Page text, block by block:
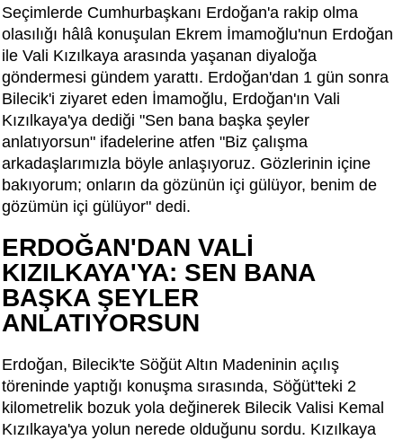
Seçimlerde Cumhurbaşkanı Erdoğan'a rakip olma
olasılığı hâlâ konuşulan Ekrem İmamoğlu'nun Erdoğan
ile Vali Kızılkaya arasında yaşanan diyaloğa
göndermesi gündem yarattı. Erdoğan'dan 1 gün sonra
Bilecik'i ziyaret eden İmamoğlu, Erdoğan'ın Vali
Kızılkaya'ya dediği "Sen bana başka şeyler
anlatıyorsun" ifadelerine atfen "Biz çalışma
arkadaşlarımızla böyle anlaşıyoruz. Gözlerinin içine
bakıyorum; onların da gözünün içi gülüyor, benim de
gözümün içi gülüyor" dedi.
ERDOĞAN'DAN VALİ
KIZILKAYA'YA: SEN BANA
BAŞKA ŞEYLER
ANLATIYORSUN
Erdoğan, Bilecik'te Söğüt Altın Madeninin açılış
töreninde yaptığı konuşma sırasında, Söğüt'teki 2
kilometrelik bozuk yola değinerek Bilecik Valisi Kemal
Kızılkaya'ya yolun nerede olduğunu sordu. Kızılkaya